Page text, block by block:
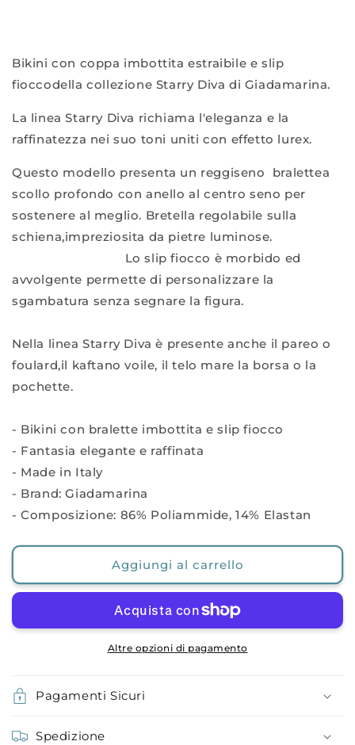
Bikini con coppa imbottita estraibile e slip
fioccodella collezione Starry Diva di Giadamarina.
La linea Starry Diva richiama l'eleganza e la
raffinatezza nei suo toni uniti con effetto lurex.
Questo modello presenta un reggiseno bralettea
scollo profondo con anello al centro seno per
sostenere al meglio. Bretella regolabile sulla
schiena,impreziosita da pietre luminose.
Lo slip fiocco è morbido ed
avvolgente permette di personalizzare la
sgambatura senza segnare la figura.
Nella linea Starry Diva è presente anche il pareo o
foulard,il kaftano voile, il telo mare la borsa o la
pochette.
- Bikini con bralette imbottita e slip fiocco
- Fantasia elegante e raffinata
- Made in Italy
- Brand: Giadamarina
- Composizione: 86% Poliammide, 14% Elastan
Aggiungi al carrello
Altre opzioni di pagamento
Pagamenti Sicuri
Spedizione